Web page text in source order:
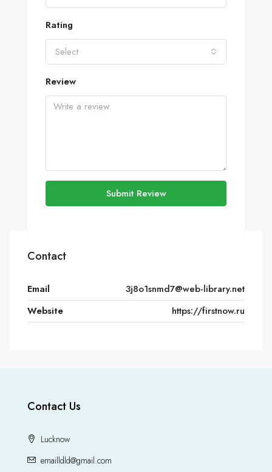
Rating
Select
Review
Submit Review
Contact
Email
3j8o1snmd7@web-library.net
Website
https://firstnow.ru
Contact Us
Lucknow
emailldld@gmail.com